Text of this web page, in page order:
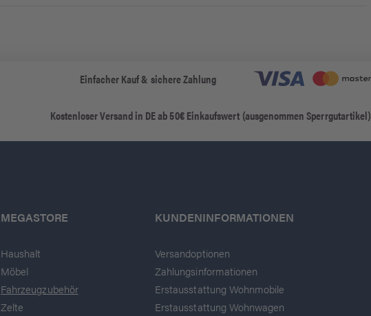
Einfacher Kauf & sichere Zahlung
Kostenloser Versand in DE ab 50€ Einkaufswert (ausgenommen Sperrgutartikel)
MEGASTORE
Haushalt
Möbel
Fahrzeugzubehör
Zelte
KUNDENINFORMATIONEN
Versandoptionen
Zahlungsinformationen
Erstausstattung Wohnmobile
Erstausstattung Wohnwagen